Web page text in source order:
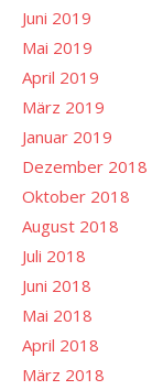
Juni 2019
Mai 2019
April 2019
März 2019
Januar 2019
Dezember 2018
Oktober 2018
August 2018
Juli 2018
Juni 2018
Mai 2018
April 2018
März 2018